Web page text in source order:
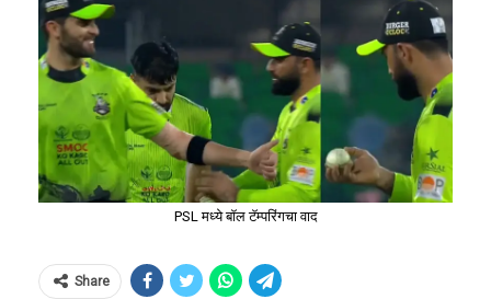
PSL मध्ये बॉल टॅम्परिंगचा वाद
Share